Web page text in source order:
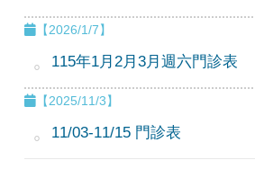
【2026/1/7】
115年1月2月3月週六門診表
【2025/11/3】
11/03-11/15 門診表